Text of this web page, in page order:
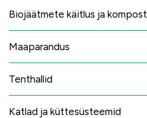
Biojäätmete käitlus ja kompost
Maaparandus
Tenthallid
Katlad ja küttesüsteemid